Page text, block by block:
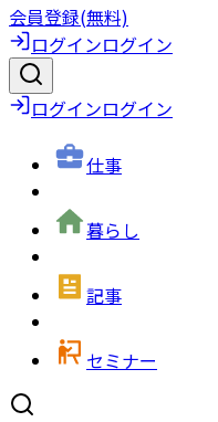
会員登録(無料)
ログインログイン
ログインログイン
仕事
暮らし
記事
セミナー